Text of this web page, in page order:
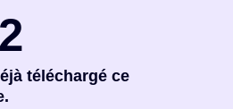
téléchargé ce